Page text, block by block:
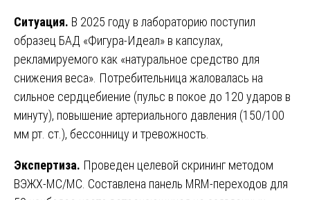
Ситуация. В 2025 году в лабораторию поступил
образец БАД «Фигура-Идеал» в капсулах,
рекламируемого как «натуральное средство для
снижения веса». Потребительница жаловалась на
сильное сердцебиение (пульс в покое до 120 ударов в
минуту), повышение артериального давления (150/100
мм рт. ст.), бессонницу и тревожность.
Экспертиза. Проведен целевой скрининг методом
ВЭЖХ-МС/МС. Составлена панель MRM-переходов для